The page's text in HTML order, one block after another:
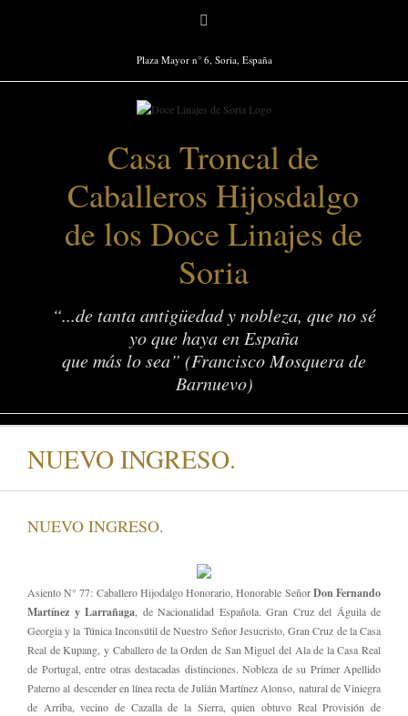
Plaza Mayor n° 6, Soria, España
Casa Troncal de
Caballeros Hijosdalgo
de los Doce Linajes de
Soria
“...de tanta antigüedad y nobleza, que no sé
yo que haya en España
que más lo sea” (Francisco Mosquera de
Barnuevo)
NUEVO INGRESO.
NUEVO INGRESO.
Asiento N° 77: Caballero Hijodalgo Honorario, Honorable SeñorDon Fernando
Martínez y Larrañaga , de Nacionalidad Española. Gran Cruz del Águila de
Georgia y la Túnica Inconsútil de Nuestro Señor Jesucristo, Gran Cruz de la Casa
Real de Kupang, y Caballero de la Orden de San Miguel del Ala de la Casa Real
de Portugal, entre otras destacadas distinciones. Nobleza de su Primer Apellido
Paterno al descender en línea recta de Julián Martínez Alonso, natural de Viniegra
de Arriba, vecino de Cazalla de la Sierra, quien obtuvo Real Provisión de